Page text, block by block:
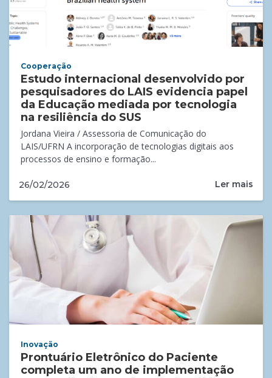
Cooperação
Estudo internacional desenvolvido por
pesquisadores do LAIS evidencia papel
da Educação mediada por tecnologia
na resiliência do SUS
Jordana Vieira / Assessoria de Comunicação do
LAIS/UFRN A incorporação de tecnologias digitais aos
processos de ensino e formação...
26/02/2026 Ler mais
Inovação
Prontuário Eletrônico do Paciente
completa um ano de implementação